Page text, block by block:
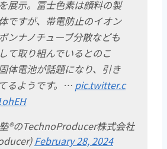
展示。冨士色素は顔料の製
ですが、帯電防止のイオン
ンナノチューブ分散なども
て取り組んでいるとのこ
体電池が話題になり、引き
るようです。… pic.twitter.c
®のTechnoProducer株式会社
February 28, 2024